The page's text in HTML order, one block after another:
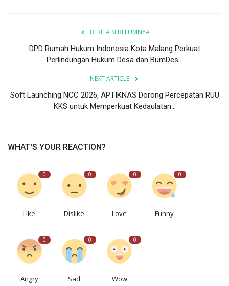
BERITA SEBELUMNYA
DPD Rumah Hukum Indonesia Kota Malang Perkuat
Perlindungan Hukum Desa dan BumDes...
NEXT ARTICLE
Soft Launching NCC 2026, APTIKNAS Dorong Percepatan RUU
KKS untuk Memperkuat Kedaulatan...
WHAT'S YOUR REACTION?
0
Like
0
Dislike
0
Love
0
Funny
0
Angry
0
Sad
0
Wow